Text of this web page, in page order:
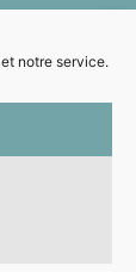
notre service.